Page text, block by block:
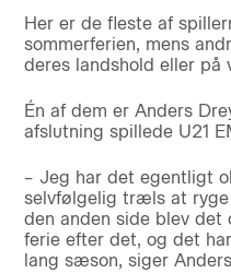
Her er de fleste af
sommerferien, mens
deres landshold eller på
Én af dem er Anders
afslutning spillede U21
– Jeg har det egentligt
selvfølgelig træls at ryge
den anden side blev det
ferie efter det, og det
lang sæson, siger